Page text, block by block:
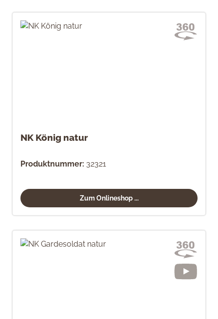
NK König natur
Produktnummer: 32321
Zum Onlineshop ...